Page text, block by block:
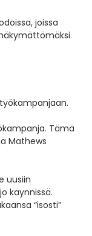
joissa
Tämä
Mathews
uusiin
käynnissä.
“isosti”